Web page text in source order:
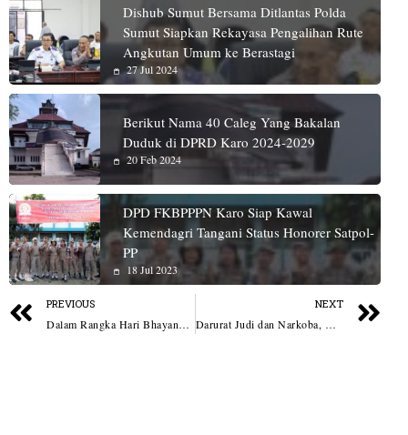
Dishub Sumut Bersama Ditlantas Polda
Sumut Siapkan Rekayasa Pengalihan Rute
Angkutan Umum ke Berastagi
27 Jul 2024
Berikut Nama 40 Caleg Yang Bakalan
Duduk di DPRD Karo 2024-2029
20 Feb 2024
DPD FKBPPPN Karo Siap Kawal
Kemendagri Tangani Status Honorer Satpol-
PP
18 Jul 2023
PREVIOUS
Dalam Rangka Hari Bhayangkara Ke-79, Polres Sibolga Laksanakan Lomba Dam Batu
NEXT
Darurat Judi dan Narkoba, Kapolsek dan Kanit Reskrim Polsek Pancur Batu Diminta Dicopot